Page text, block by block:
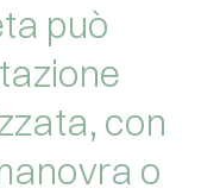
può
con
o